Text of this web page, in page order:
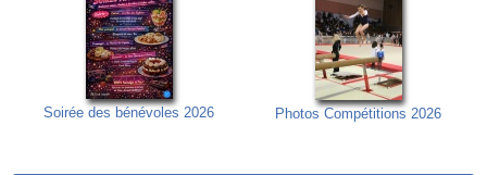
Soirée des bénévoles 2026 Photos Compétitions 2026